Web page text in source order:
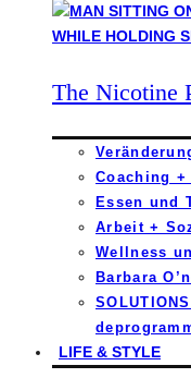
The Nicotine
Coaching +
Essen und
Arbeit +
Wellness
Barbara
LIFE & STYLE